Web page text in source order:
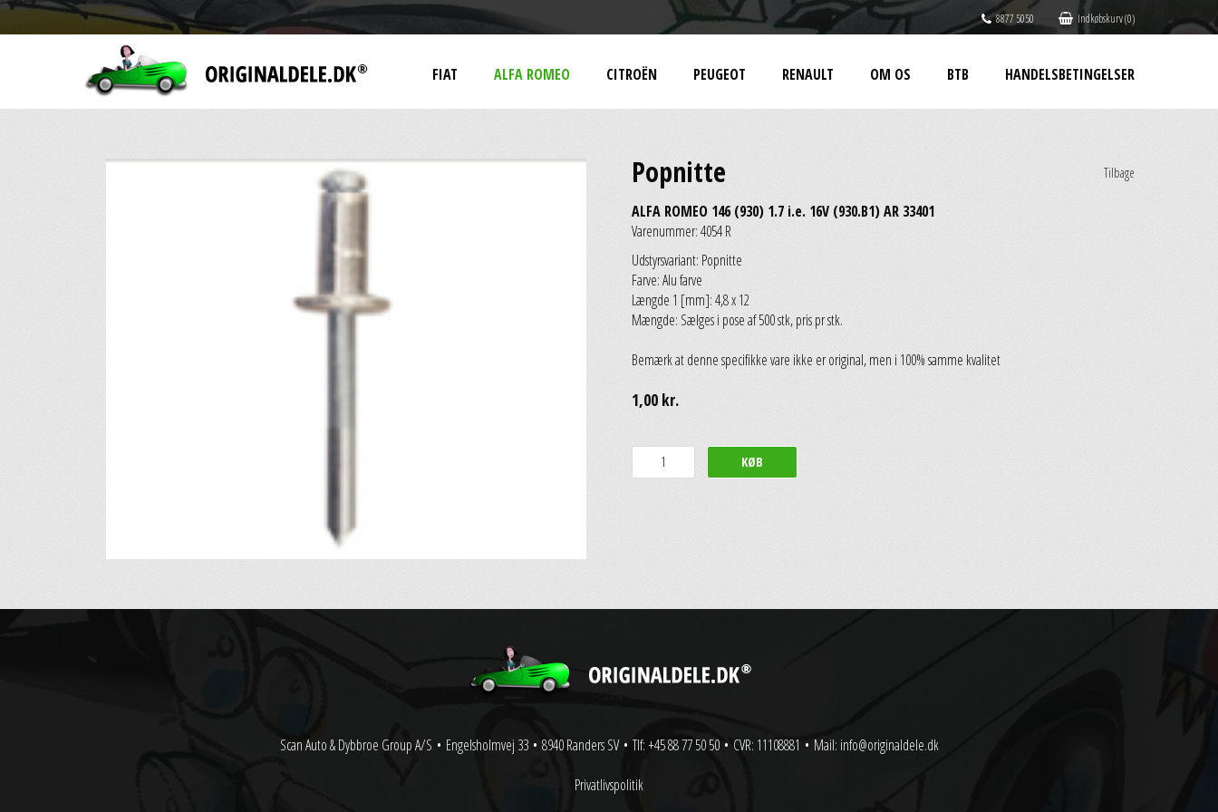
8877 5050 Indkøbskurv (0)
FIAT ALFA ROMEO CITROËN PEUGEOT RENAULT OM OS BTB HANDELSBETINGELSER
Tilbage
Popnitte
ALFA ROMEO 146 (930) 1.7 i.e. 16V (930.B1) AR 33401
Varenummer: 4054 R
Udstyrsvariant: Popnitte
Farve: Alu farve
Længde 1 [mm]: 4,8 x 12
Mængde: Sælges i pose af 500 stk, pris pr stk.
Bemærk at denne specifikke vare ikke er original, men i 100% samme kvalitet
1,00 kr.
Scan Auto & Dybbroe Group A/S • Engelsholmvej 33 • 8940 Randers SV • Tlf: +45 88 77 50 50 • CVR: 11108881 • Mail: info@originaldele.dk
Privatlivspolitik